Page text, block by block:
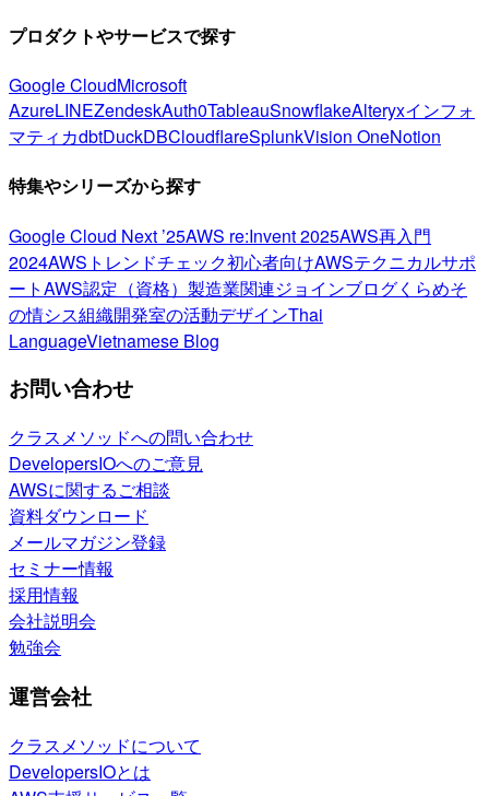
プロダクトやサービスで探す
Google CloudMicrosoft
AzureLINEZendeskAuth0TableauSnowflakeAlteryxインフォ
マティカdbtDuckDBCloudflareSplunkVision OneNotion
特集やシリーズから探す
Google Cloud Next ’25AWS re:Invent 2025AWS再入門
2024AWSトレンドチェック初心者向けAWSテクニカルサポ
ートAWS認定（資格） 製造業関連ジョインブログくらめそ
の情シス組織開発室の活動デザインThai
LanguageVietnamese Blog
お問い合わせ
クラスメソッドへの問い合わせ
DevelopersIOへのご意見
AWSに関するご相談
資料ダウンロード
メールマガジン登録
セミナー情報
採用情報
会社説明会
勉強会
運営会社
クラスメソッドについて
DevelopersIOとは